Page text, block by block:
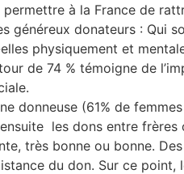
à la France de
généreux donateurs : Qui
physiquement et
de 74 % témoigne de
donneuse (61% de
les dons entre
très bonne ou bonne.
du don. Sur ce point,